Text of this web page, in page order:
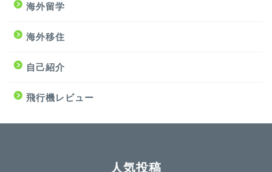
海外留学
海外移住
自己紹介
飛行機レビュー
人気投稿